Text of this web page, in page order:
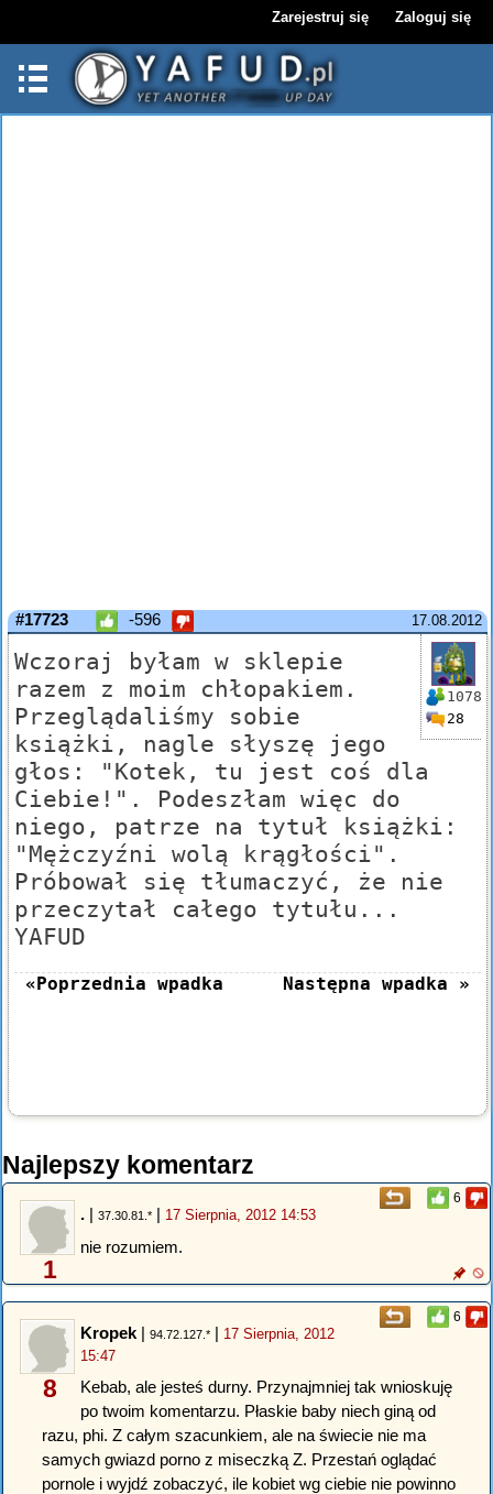
Zarejestruj się Zaloguj się
17.08.2012
#17723 -596
1078
28
Wczoraj byłam w sklepie
razem z moim chłopakiem.
Przeglądaliśmy sobie
książki, nagle słyszę jego
głos: "Kotek, tu jest coś dla
Ciebie!". Podeszłam więc do
niego, patrze na tytuł książki:
"Mężczyźni wolą krągłości".
Próbował się tłumaczyć, że nie
przeczytał całego tytułu...
YAFUD
«Poprzednia wpadka Następna wpadka »
Najlepszy komentarz
6
1
. | 37.30.81.* | 17 Sierpnia, 2012 14:53
nie rozumiem.
6
8
Kropek | 94.72.127.* | 17 Sierpnia, 2012
15:47
Kebab, ale jesteś durny. Przynajmniej tak wnioskuję
po twoim komentarzu. Płaskie baby niech giną od
razu, phi. Z całym szacunkiem, ale na świecie nie ma
samych gwiazd porno z miseczką Z. Przestań oglądać
pornole i wyjdź zobaczyć, ile kobiet wg ciebie nie powinno